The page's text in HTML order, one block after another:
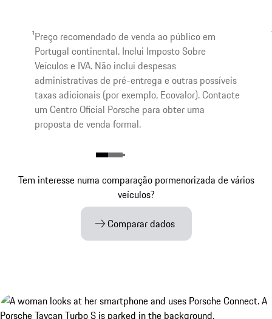
1Preço recomendado de venda ao público em
Portugal continental. Inclui Imposto Sobre
Veículos e IVA. Não inclui despesas
administrativas de pré-entrega e outras possíveis
taxas adicionais (por exemplo, Ecovalor). Contacte
um Centro Oficial Porsche para obter uma
proposta de venda formal.
Tem interesse numa comparação pormenorizada de vários
veículos?
Comparar dados